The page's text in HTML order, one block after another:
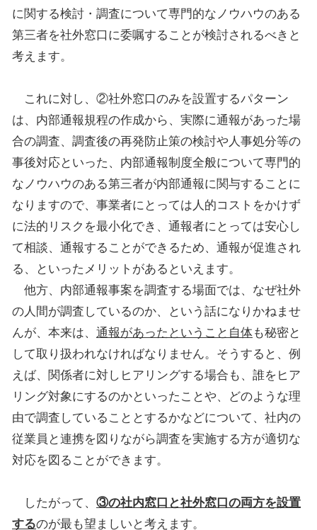
に関する検討・調査について専門的なノウハウのある
第三者を社外窓口に委嘱することが検討されるべきと
考えます。
これに対し、②社外窓口のみを設置するパターン
は、内部通報規程の作成から、実際に通報があった場
合の調査、調査後の再発防止策の検討や人事処分等の
事後対応といった、内部通報制度全般について専門的
なノウハウのある第三者が内部通報に関与することに
なりますので、事業者にとっては人的コストをかけず
に法的リスクを最小化でき、通報者にとっては安心し
て相談、通報することができるため、通報が促進され
る、といったメリットがあるといえます。
他方、内部通報事案を調査する場面では、なぜ社外
の人間が調査しているのか、という話になりかねませ
んが、本来は、 通報があったということ自体も秘密と
して取り扱われなければなりません。そうすると、例
えば、関係者に対しヒアリングする場合も、誰をヒア
リング対象にするのかといったことや、どのような理
由で調査していることとするかなどについて、社内の
従業員と連携を図りながら調査を実施する方が適切な
対応を図ることができます。
したがって、 ③の社内窓口と社外窓口の両方を設置
するのが最も望ましいと考えます。